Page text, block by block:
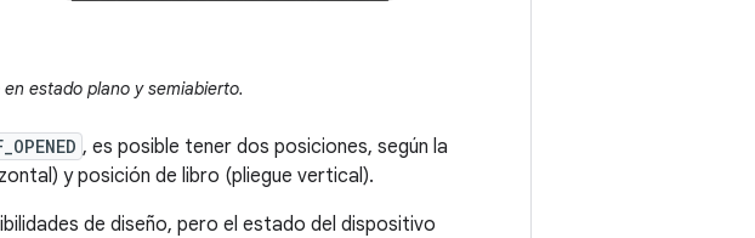
estado plano y semiabierto.
, es posible tener dos posiciones, según la
y posición de libro (pliegue vertical).
de diseño, pero el estado del dispositivo